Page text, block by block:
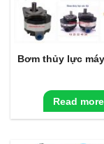
Bơm thủy lực
Read more